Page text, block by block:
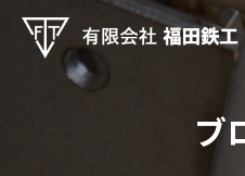
ブ